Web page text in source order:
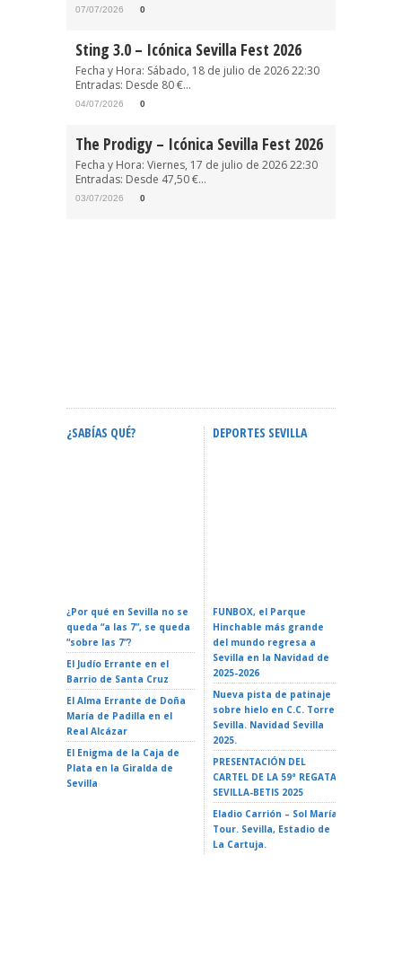
07/07/2026 0
Sting 3.0 – Icónica Sevilla Fest 2026
Fecha y Hora: Sábado, 18 de julio de 2026 22:30
Entradas: Desde 80 €...
04/07/2026 0
The Prodigy – Icónica Sevilla Fest 2026
Fecha y Hora: Viernes, 17 de julio de 2026 22:30
Entradas: Desde 47,50 €...
03/07/2026 0
¿SABÍAS QUÉ?
¿Por qué en Sevilla no se
queda “a las 7”, se queda
“sobre las 7”?
El Judío Errante en el
Barrio de Santa Cruz
El Alma Errante de Doña
María de Padilla en el
Real Alcázar
El Enigma de la Caja de
Plata en la Giralda de
Sevilla
DEPORTES SEVILLA
FUNBOX, el Parque
Hinchable más grande
del mundo regresa a
Sevilla en la Navidad de
2025-2026
Nueva pista de patinaje
sobre hielo en C.C. Torre
Sevilla. Navidad Sevilla
2025.
PRESENTACIÓN DEL
CARTEL DE LA 59ª REGATA
SEVILLA-BETIS 2025
Eladio Carrión – Sol María
Tour. Sevilla, Estadio de
La Cartuja.